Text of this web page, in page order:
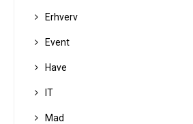
Erhverv
Event
Have
IT
Mad